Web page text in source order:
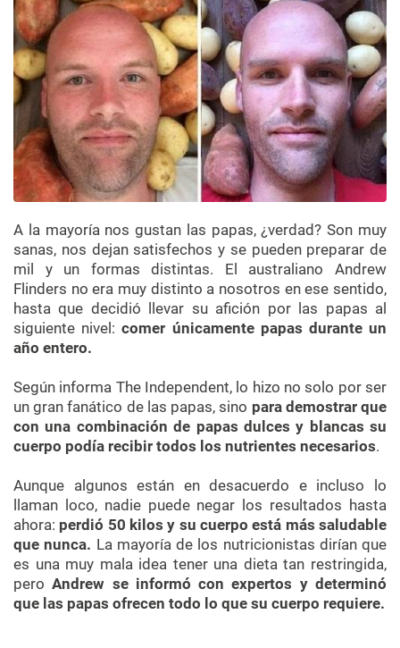
A la mayoría nos gustan las papas, ¿verdad? Son muy
sanas, nos dejan satisfechos y se pueden preparar de
mil y un formas distintas. El australiano Andrew
Flinders no era muy distinto a nosotros en ese sentido,
hasta que decidió llevar su afición por las papas al
siguiente nivel:comer únicamente papas durante un
año entero.
Según informa The Independent, lo hizo no solo por ser
un gran fanático de las papas, sino para demostrar que
con una combinación de papas dulces y blancas su
cuerpo podía recibir todos los nutrientes necesarios.
Aunque algunos están en desacuerdo e incluso lo
llaman loco, nadie puede negar los resultados hasta
ahora: perdió 50 kilos y su cuerpo está más saludable
que nunca. La mayoría de los nutricionistas dirían que
es una muy mala idea tener una dieta tan restringida,
peroAndrew se informó con expertos y determinó
que las papas ofrecen todo lo que su cuerpo requiere.